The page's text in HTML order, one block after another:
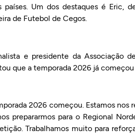
países. Um dos destaques é Eric,
de Futebol de Cegos.
e presidente da Associação
que a temporada 2026 já
2026 começou. Estamos
prepararmos para o Regional
Trabalhamos muito para